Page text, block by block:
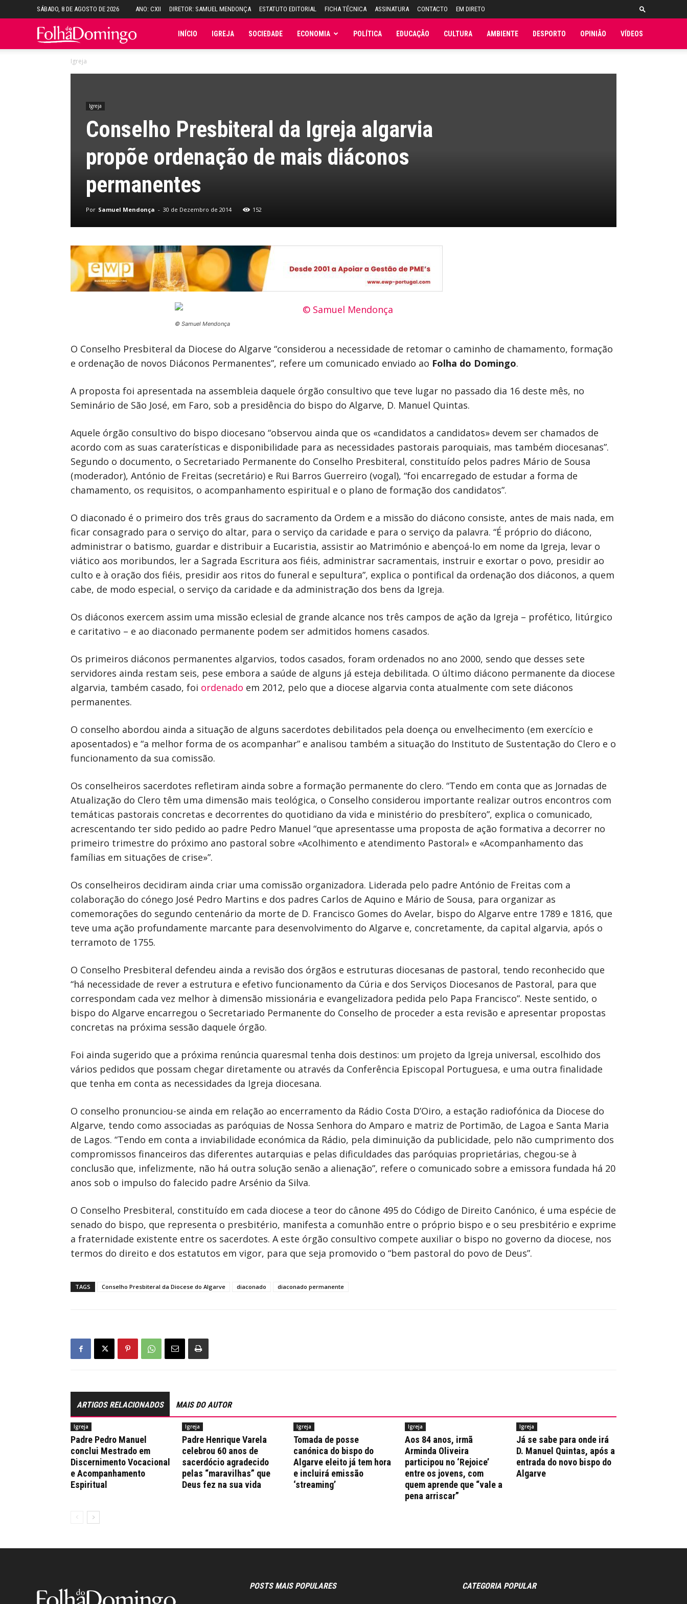
SÁBADO, 8 DE AGOSTO DE 2026 ANO: CXII DIRETOR: SAMUEL MENDONÇA ESTATUTO EDITORIAL FICHA TÉCNICA ASSINATURA CONTACTO EM DIRETO
Folha INÍCIO IGREJA SOCIEDADE ECONOMIA POLÍTICA EDUCAÇÃO CULTURA AMBIENTE DESPORTO OPINIÃO VÍDEOS
Igreja
Igreja
Conselho Presbiteral da Igreja algarvia
propõe ordenação de mais diáconos
permanentes
Por Samuel Mendonça - 30 de Dezembro de 2014 152
© Samuel Mendonça
O Conselho Presbiteral da Diocese do Algarve “considerou a necessidade de retomar o caminho de chamamento, formação
e ordenação de novos Diáconos Permanentes”, refere um comunicado enviado ao Folha do Domingo.
A proposta foi apresentada na assembleia daquele órgão consultivo que teve lugar no passado dia 16 deste mês, no
Seminário de São José, em Faro, sob a presidência do bispo do Algarve, D. Manuel Quintas.
Aquele órgão consultivo do bispo diocesano “observou ainda que os «candidatos a candidatos» devem ser chamados de
acordo com as suas caraterísticas e disponibilidade para as necessidades pastorais paroquiais, mas também diocesanas”.
Segundo o documento, o Secretariado Permanente do Conselho Presbiteral, constituído pelos padres Mário de Sousa
(moderador), António de Freitas (secretário) e Rui Barros Guerreiro (vogal), “foi encarregado de estudar a forma de
chamamento, os requisitos, o acompanhamento espiritual e o plano de formação dos candidatos”.
O diaconado é o primeiro dos três graus do sacramento da Ordem e a missão do diácono consiste, antes de mais nada, em
ficar consagrado para o serviço do altar, para o serviço da caridade e para o serviço da palavra. “É próprio do diácono,
administrar o batismo, guardar e distribuir a Eucaristia, assistir ao Matrimónio e abençoá-lo em nome da Igreja, levar o
viático aos moribundos, ler a Sagrada Escritura aos fiéis, administrar sacramentais, instruir e exortar o povo, presidir ao
culto e à oração dos fiéis, presidir aos ritos do funeral e sepultura”, explica o pontifical da ordenação dos diáconos, a quem
cabe, de modo especial, o serviço da caridade e da administração dos bens da Igreja.
Os diáconos exercem assim uma missão eclesial de grande alcance nos três campos de ação da Igreja – profético, litúrgico
e caritativo – e ao diaconado permanente podem ser admitidos homens casados.
Os primeiros diáconos permanentes algarvios, todos casados, foram ordenados no ano 2000, sendo que desses sete
servidores ainda restam seis, pese embora a saúde de alguns já esteja debilitada. O último diácono permanente da diocese
algarvia, também casado, foi ordenado em 2012, pelo que a diocese algarvia conta atualmente com sete diáconos
permanentes.
O conselho abordou ainda a situação de alguns sacerdotes debilitados pela doença ou envelhecimento (em exercício e
aposentados) e “a melhor forma de os acompanhar” e analisou também a situação do Instituto de Sustentação do Clero e o
funcionamento da sua comissão.
Os conselheiros sacerdotes refletiram ainda sobre a formação permanente do clero. “Tendo em conta que as Jornadas de
Atualização do Clero têm uma dimensão mais teológica, o Conselho considerou importante realizar outros encontros com
temáticas pastorais concretas e decorrentes do quotidiano da vida e ministério do presbítero”, explica o comunicado,
acrescentando ter sido pedido ao padre Pedro Manuel “que apresentasse uma proposta de ação formativa a decorrer no
primeiro trimestre do próximo ano pastoral sobre «Acolhimento e atendimento Pastoral» e «Acompanhamento das
famílias em situações de crise»”.
Os conselheiros decidiram ainda criar uma comissão organizadora. Liderada pelo padre António de Freitas com a
colaboração do cónego José Pedro Martins e dos padres Carlos de Aquino e Mário de Sousa, para organizar as
comemorações do segundo centenário da morte de D. Francisco Gomes do Avelar, bispo do Algarve entre 1789 e 1816, que
teve uma ação profundamente marcante para desenvolvimento do Algarve e, concretamente, da capital algarvia, após o
terramoto de 1755.
O Conselho Presbiteral defendeu ainda a revisão dos órgãos e estruturas diocesanas de pastoral, tendo reconhecido que
“há necessidade de rever a estrutura e efetivo funcionamento da Cúria e dos Serviços Diocesanos de Pastoral, para que
correspondam cada vez melhor à dimensão missionária e evangelizadora pedida pelo Papa Francisco”. Neste sentido, o
bispo do Algarve encarregou o Secretariado Permanente do Conselho de proceder a esta revisão e apresentar propostas
concretas na próxima sessão daquele órgão.
Foi ainda sugerido que a próxima renúncia quaresmal tenha dois destinos: um projeto da Igreja universal, escolhido dos
vários pedidos que possam chegar diretamente ou através da Conferência Episcopal Portuguesa, e uma outra finalidade
que tenha em conta as necessidades da Igreja diocesana.
O conselho pronunciou-se ainda em relação ao encerramento da Rádio Costa D’Oiro, a estação radiofónica da Diocese do
Algarve, tendo como associadas as paróquias de Nossa Senhora do Amparo e matriz de Portimão, de Lagoa e Santa Maria
de Lagos. “Tendo em conta a inviabilidade económica da Rádio, pela diminuição da publicidade, pelo não cumprimento dos
compromissos financeiros das diferentes autarquias e pelas dificuldades das paróquias proprietárias, chegou-se à
conclusão que, infelizmente, não há outra solução senão a alienação”, refere o comunicado sobre a emissora fundada há 20
anos sob o impulso do falecido padre Arsénio da Silva.
O Conselho Presbiteral, constituído em cada diocese a teor do cânone 495 do Código de Direito Canónico, é uma espécie de
senado do bispo, que representa o presbitério, manifesta a comunhão entre o próprio bispo e o seu presbitério e exprime
a fraternidade existente entre os sacerdotes. A este órgão consultivo compete auxiliar o bispo no governo da diocese, nos
termos do direito e dos estatutos em vigor, para que seja promovido o “bem pastoral do povo de Deus”.
TAGS Conselho Presbiteral da Diocese do Algarve diaconado diaconado permanente
ARTIGOS RELACIONADOS MAIS DO AUTOR
Igreja
Padre Pedro Manuel
conclui Mestrado em
Discernimento Vocacional
e Acompanhamento
Espiritual
Igreja
Padre Henrique Varela
celebrou 60 anos de
sacerdócio agradecido
pelas “maravilhas” que
Deus fez na sua vida
Igreja
Tomada de posse
canónica do bispo do
Algarve eleito já tem hora
e incluirá emissão
‘streaming’
Igreja
Aos 84 anos, irmã
Arminda Oliveira
participou no ‘Rejoice’
entre os jovens, com
quem aprende que “vale a
pena arriscar”
Igreja
Já se sabe para onde irá
D. Manuel Quintas, após a
entrada do novo bispo do
Algarve
POSTS MAIS POPULARES CATEGORIA POPULAR